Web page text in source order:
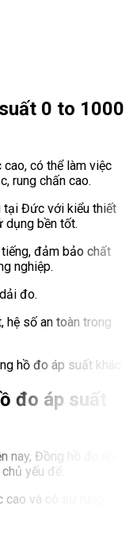
0 to 1000
có thể làm việc
rung chấn cao.
tại Đức với kiểu thiết
dụng bền tốt.
đảm bảo chất
nghiệp.
đo.
hệ số an toàn trong
hồ đo áp suất khác.
đo áp suất
nay, Đồng hồ đo áp
yếu để:
và có sự rung